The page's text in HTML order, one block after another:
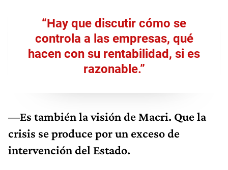
“Hay que discutir cómo se
controla a las empresas, qué
hacen con su rentabilidad, si es
razonable.”
—Es también la visión de Macri. Que la
crisis se produce por un exceso de
intervención del Estado.